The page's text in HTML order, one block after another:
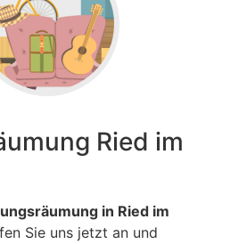
Ried im
in Ried im
Sie uns jetzt an und